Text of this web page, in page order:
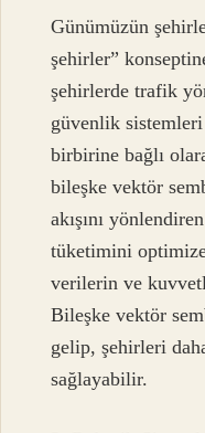
Günümüzün
şehirler”
şehirlerde trafik
güvenlik
birbirine bağlı
bileşke vektör
akışını
tüketimini
verilerin ve
Bileşke vektör
gelip, şehirleri
sağlayabilir.